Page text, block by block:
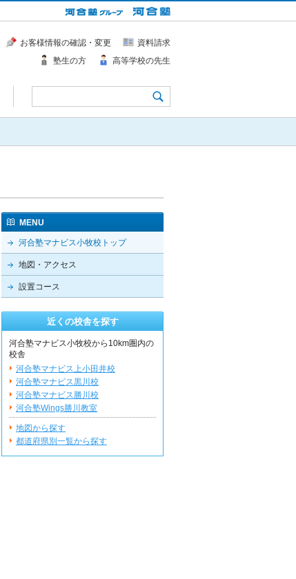
お客様情報の確認・変更
資料請求
塾生の方
高等学校の先生
MENU
河合塾マナビス小牧校トップ
地図・アクセス
設置コース
近くの校舎を探す
河合塾マナビス小牧校から10km圏内の
校舎
河合塾マナビス上小田井校
河合塾マナビス黒川校
河合塾マナビス勝川校
河合塾Wings勝川教室
地図から探す
都道府県別一覧から探す